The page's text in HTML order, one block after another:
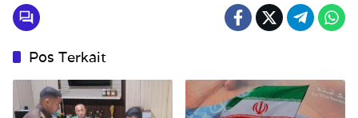
Pos Terkait